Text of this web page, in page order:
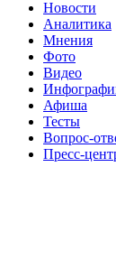
Новости
Аналитика
Мнения
Фото
Видео
Афиша
Тесты
Вопрос-
Пресс-